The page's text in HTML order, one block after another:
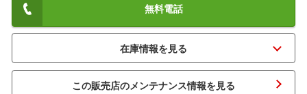
無料電話
この販売店のメンテナンス情報を見る